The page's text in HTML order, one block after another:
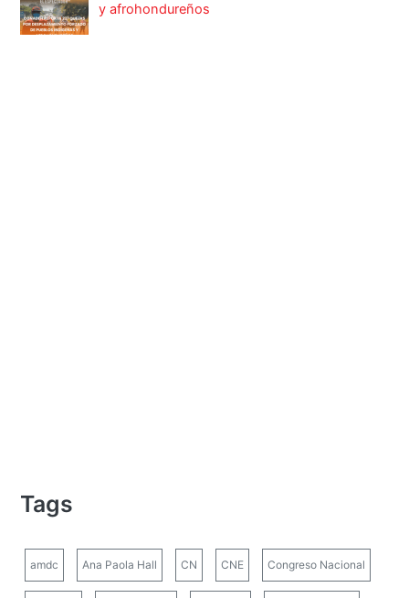
y afrohondureños
Tags
amdc Ana Paola Hall CN CNE Congreso Nacional